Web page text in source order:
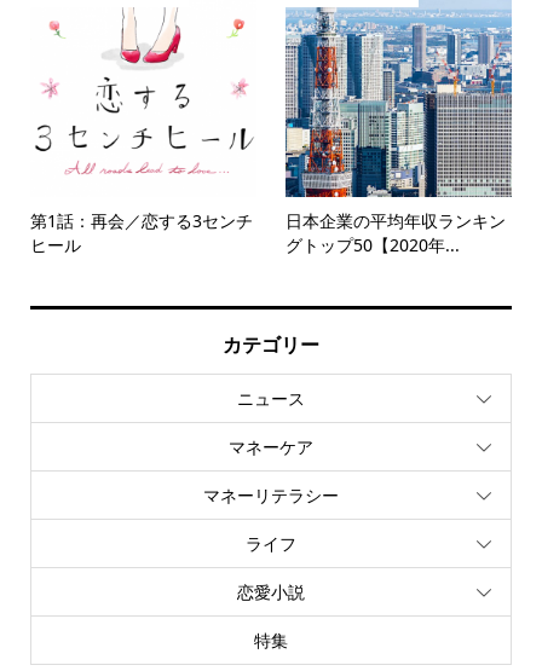
第1話：再会／恋する3センチ
ヒール
日本企業の平均年収ランキン
グトップ50【2020年...
カテゴリー
ニュース
マネーケア
マネーリテラシー
ライフ
恋愛小説
特集